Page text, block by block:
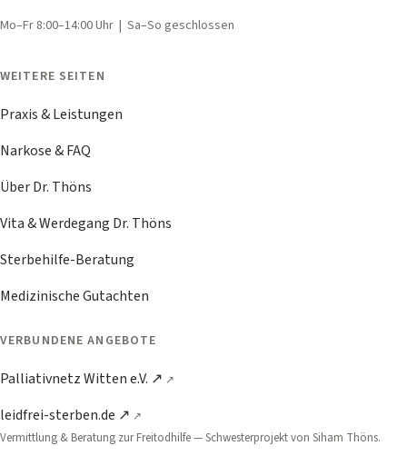
Mo–Fr 8:00–14:00 Uhr | Sa–So geschlossen
WEITERE SEITEN
Praxis & Leistungen
Narkose & FAQ
Über Dr. Thöns
Vita & Werdegang Dr. Thöns
Sterbehilfe-Beratung
Medizinische Gutachten
VERBUNDENE ANGEBOTE
Palliativnetz Witten e.V. ↗
leidfrei-sterben.de ↗
Vermittlung & Beratung zur Freitodhilfe — Schwester­projekt von Siham Thöns.